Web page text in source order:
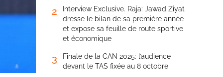
2
Interview Exclusive. Raja: Jawad Ziyat
dresse le bilan de sa première année
et expose sa feuille de route sportive
et économique
3
Finale de la CAN 2025: l’audience
devant le TAS fixée au 8 octobre